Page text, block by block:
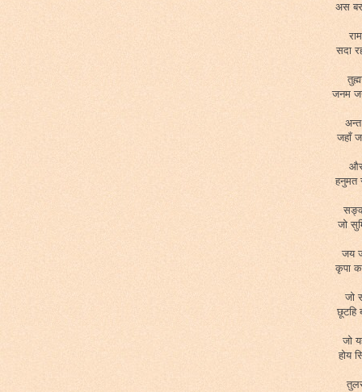
अस बर
सदा
जनम
जहाँ
और
हनुमत
जो
जय
कृपा
जो
छूटहि
जो
होय